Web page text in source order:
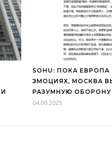
SOHU: ПОКА ЕВРОПА
ЭМОЦИЯХ, МОСКВА
РАЗУМНУЮ ОБОРОНУ
04.06.2025